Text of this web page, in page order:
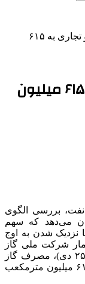
مصرف گاز خانگی و تجاری به ۶۱۵
مصرف گاز خانگی و تجاری به ۶۱۵ میلیون
بررسی الگوی
می‌دهد که سهم
نزدیک شدن به اوج
شرکت ملی گاز
ایران نشان می‌دهد که روز گذشته (پنجشنبه، ۲۵ دی)، مصرف گاز
در بخش‌های خانگی، تجاری و صنایع جزء به ۶۱۵ میلیون مترمکعب